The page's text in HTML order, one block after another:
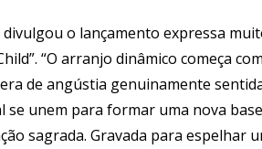
o lançamento expressa
“O arranjo dinâmico começa
de angústia genuinamente
se unem para formar uma nova
sagrada. Gravada para espelhar